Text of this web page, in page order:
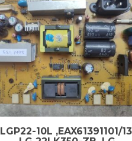
LGP22-10L ,EAX61391101/13